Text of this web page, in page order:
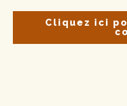
Cliquez ici